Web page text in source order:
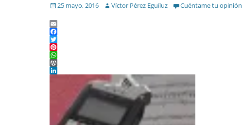
Posted
25 mayo, 2016 Author
Víctor Pérez Eguíluz Cuéntame tu opinión
Email
Facebook
Twitter
Pinterest
WhatsApp
WordPress